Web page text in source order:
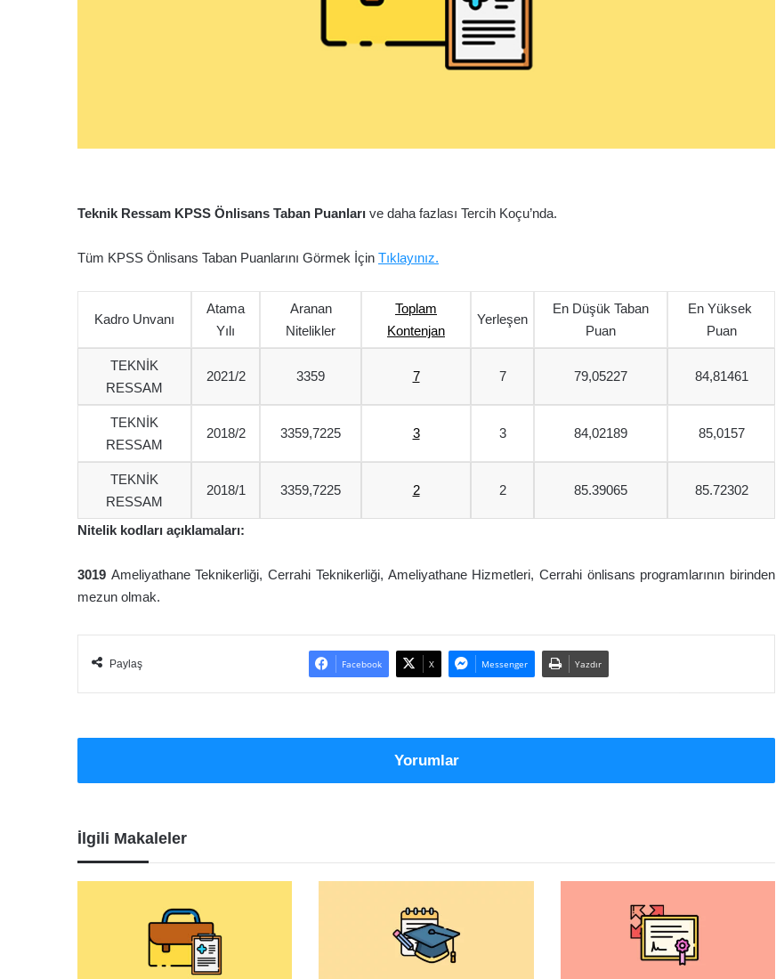
Teknik Ressam KPSS Önlisans Taban Puanları ve daha fazlası Tercih Koçu’nda.
Tüm KPSS Önlisans Taban Puanlarını Görmek İçin Tıklayınız.
Kadro Unvanı
Atama
Yılı
Aranan
Nitelikler
Toplam
Kontenjan
Yerleşen
En Düşük Taban
Puan
En Yüksek
Puan
TEKNİK
RESSAM
2021/2 3359 7 7 79,05227 84,81461
TEKNİK
RESSAM
2018/2 3359,7225 3 3 84,02189 85,0157
TEKNİK
RESSAM
2018/1 3359,7225 2 2 85.39065 85.72302
Nitelik kodları açıklamaları:
3019 Ameliyathane Teknikerliği, Cerrahi Teknikerliği, Ameliyathane Hizmetleri, Cerrahi önlisans programlarının birinden
mezun olmak.
Paylaş Facebook X Messenger Yazdır
Yorumlar
İlgili Makaleler